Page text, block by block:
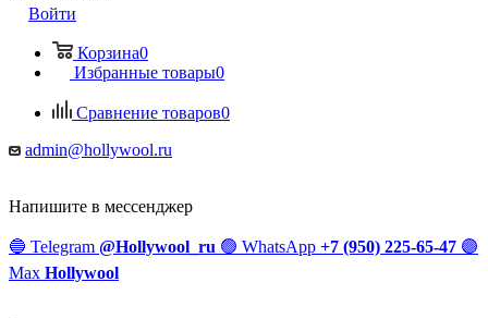
Войти
Корзина0
Избранные товары0
Сравнение товаров0
admin@hollywool.ru
Напишите в мессенджер
🔵 Telegram @Hollywool_ru 🟢 WhatsApp +7 (950) 225-65-47 🟣
Max Hollywool